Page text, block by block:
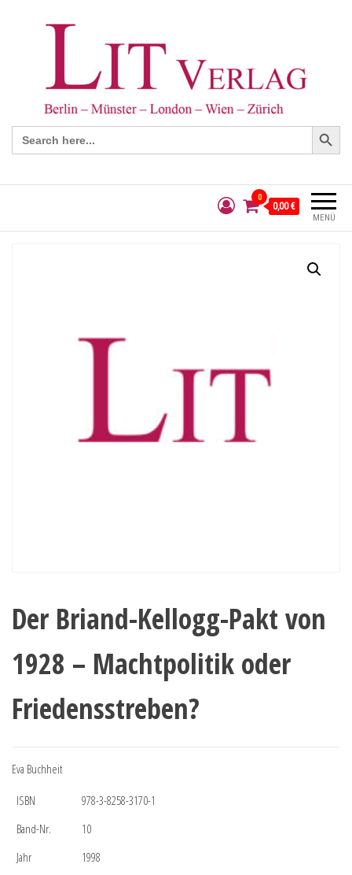
Search
for:
Search Button
MENÜ
0
0,00 €
Der Briand-Kellogg-Pakt von
1928 – Machtpolitik oder
Friedensstreben?
Eva Buchheit
ISBN
978-3-8258-3170-1
Band-Nr.
10
Jahr
1998